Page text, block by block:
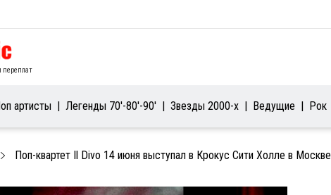
переплат
артисты Легенды 70′-80′-90′ Звезды 2000-х Ведущие Рок
Поп-квартет Il Divo 14 июня выступал в Крокус Сити Холле в Москве